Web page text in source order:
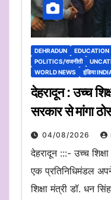
DEHRADUN EDUCATION
POLITICS/राजनीती
WORLD NEWS
इंडिया
देहरादून : उच्च
सरकार से मांगा
04/08/2026
देहरादून :::- उच्च
एक प्रतिनिधिमंडल
शिक्षा मंत्री डॉ. धन